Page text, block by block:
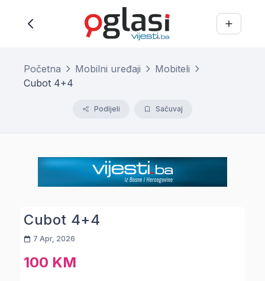
Početna Mobilni uređaji
Mobiteli
Cubot 4+4
Podijeli Sačuvaj
Cubot 4+4
7 Apr, 2026
100 KM